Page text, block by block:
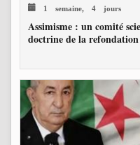
1 semaine, 4 jours
Assimisme : un comité
doctrine de la refondation